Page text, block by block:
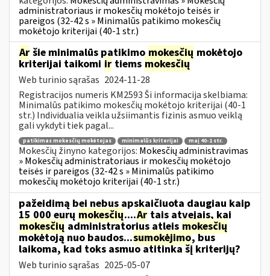
administratoriaus ir mokesčių mokėtojo teisės ir
pareigos (32-42 s » Minimalūs patikimo mokesčių
mokėtojo kriterijai (40-1 str.)
Ar šie minimalūs patikimo mokesčių mokėtojo
kriterijai taikomi ir tiems mokesčių
Web turinio sąrašas 2024-11-28
Registracijos numeris KM2593 Ši informacija skelbiama:
Minimalūs patikimo mokesčių mokėtojo kriterijai (40-1
str.) Individualia veikla užsiimantis fizinis asmuo veiklą
gali vykdyti tiek pagal...
patikimas mokesčių mokėtojas minimalūs kriterijai maį 40-1 str.
Mokesčių žinyno kategorijos: Mokesčių administravimas
» Mokesčių administratoriaus ir mokesčių mokėtojo
teisės ir pareigos (32-42 s » Minimalūs patikimo
mokesčių mokėtojo kriterijai (40-1 str.)
pažeidimą bei nebus apskaičiuota daugiau kaip
15 000 eurų mokesčių....Ar tais atvejais, kai
mokesčių administratorius atleis mokesčių
mokėtoją nuo baudos...sumokėjimo, bus
laikoma, kad toks asmuo atitinka šį kriterijų?
Web turinio sąrašas 2025-05-07